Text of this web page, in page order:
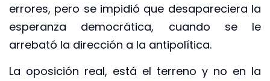
errores, pero se impidió que desapareciera la
esperanza democrática, cuando se le
arrebató la dirección a la antipolítica.
La oposición real, está el terreno y no en la